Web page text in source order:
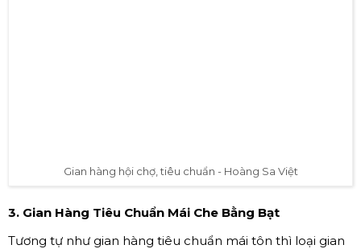
Gian hàng hội chợ, tiêu chuẩn - Hoàng Sa Việt
3. Gian Hàng Tiêu Chuẩn Mái Che Bằng Bạt
Tương tự như gian hàng tiêu chuẩn mái tôn thì loại gian